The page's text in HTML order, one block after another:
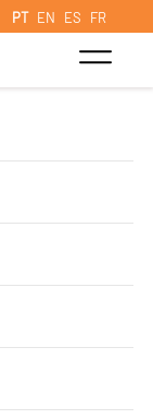
PT EN ES FR